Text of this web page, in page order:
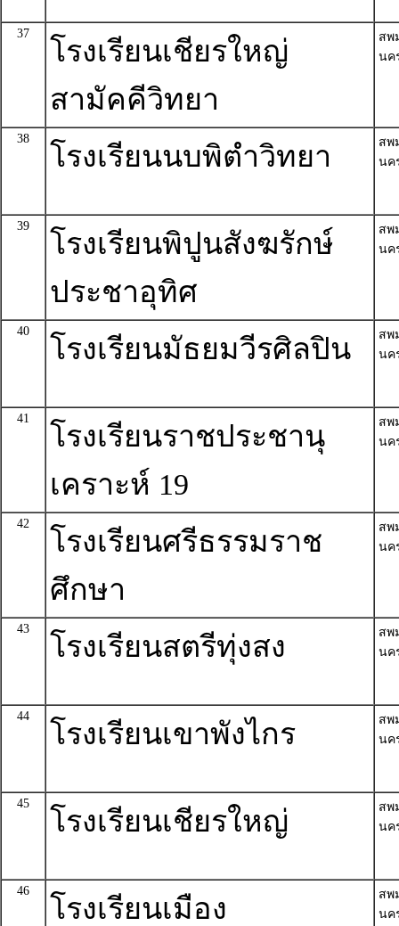
37
โรงเรียนเชียรใหญ่
สามัคคีวิทยา
สพ
นค
38
โรงเรียนนบพิตำวิทยา
สพ
นค
39
โรงเรียนพิปูนสังฆรักษ์
ประชาอุทิศ
สพ
นค
40
โรงเรียนมัธยมวีรศิลปิน
สพ
นค
41
โรงเรียนราชประชานุ
เคราะห์ 19
สพ
นค
42
โรงเรียนศรีธรรมราช
ศึกษา
สพ
นค
43
โรงเรียนสตรีทุ่งสง
สพ
นค
44
โรงเรียนเขาพังไกร
สพ
นค
45
โรงเรียนเชียรใหญ่
สพ
นค
46
โรงเรียนเมือง
สพ
นค